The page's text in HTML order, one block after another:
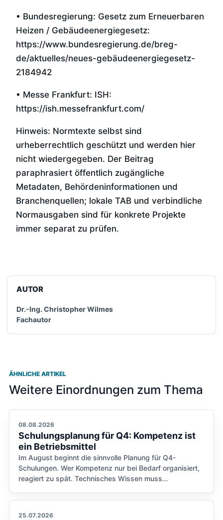
• Bundesregierung: Gesetz zum Erneuerbaren
Heizen / Gebäudeenergiegesetz:
https://www.bundesregierung.de/breg-
de/aktuelles/neues-gebäudeenergiegesetz-
2184942
• Messe Frankfurt: ISH:
https://ish.messefrankfurt.com/
Hinweis: Normtexte selbst sind
urheberrechtlich geschützt und werden hier
nicht wiedergegeben. Der Beitrag
paraphrasiert öffentlich zugängliche
Metadaten, Behördeninformationen und
Branchenquellen; lokale TAB und verbindliche
Normausgaben sind für konkrete Projekte
immer separat zu prüfen.
AUTOR
Dr.-Ing. Christopher Wilmes
Fachautor
ÄHNLICHE ARTIKEL
Weitere Einordnungen zum Thema
08.08.2026
Schulungsplanung für Q4: Kompetenz ist
ein Betriebsmittel
Im August beginnt die sinnvolle Planung für Q4-
Schulungen. Wer Kompetenz nur bei Bedarf organisiert,
reagiert zu spät. Technisches Wissen muss…
25.07.2026